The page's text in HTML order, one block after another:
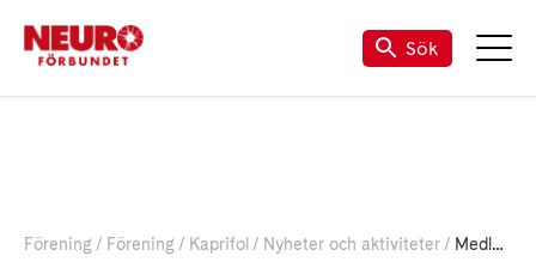
Sök
Förening Förening Kaprifol Nyheter och aktiviteter Medlemmar berättar